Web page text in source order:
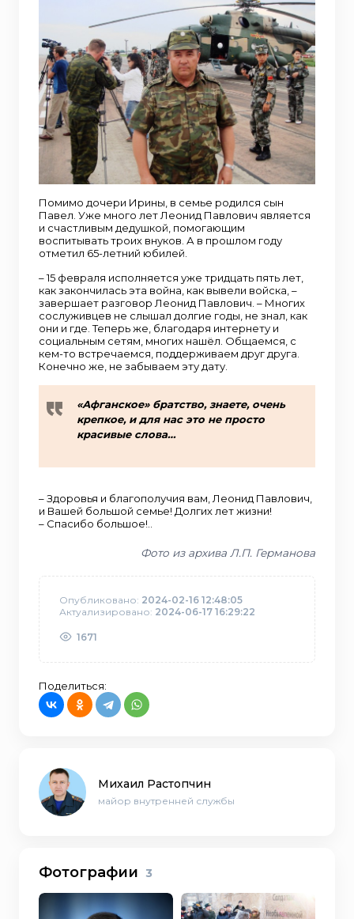
Помимо дочери Ирины, в семье родился сын
Павел. Уже много лет Леонид Павлович является
и счастливым дедушкой, помогающим
воспитывать троих внуков. А в прошлом году
отметил 65-летний юбилей.
– 15 февраля исполняется уже тридцать пять лет,
как закончилась эта война, как вывели войска, –
завершает разговор Леонид Павлович. – Многих
сослуживцев не слышал долгие годы, не знал, как
они и где. Теперь же, благодаря интернету и
социальным сетям, многих нашёл. Общаемся, с
кем-то встречаемся, поддерживаем друг друга.
Конечно же, не забываем эту дату.
«Афганское» братство, знаете, очень
крепкое, и для нас это не просто
красивые слова…
– Здоровья и благополучия вам, Леонид Павлович,
и Вашей большой семье! Долгих лет жизни!
– Спасибо большое!..
Фото из архива Л.П. Германова
Опубликовано: 2024-02-16 12:48:05
Актуализировано: 2024-06-17 16:29:22
1671
Поделиться:
Михаил Растопчин
майор внутренней службы
Фотографии 3